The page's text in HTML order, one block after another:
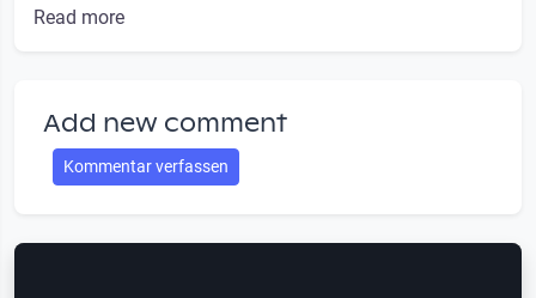
Read more
Add new comment
Kommentar verfassen